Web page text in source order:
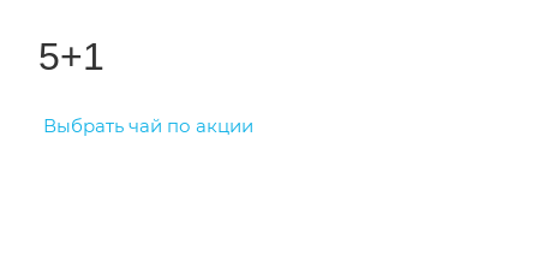
5+1
Выбрать чай по акции